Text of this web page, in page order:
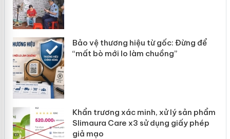
Bảo vệ thương hiệu từ gốc: Đừng để
“mất bò mới lo làm chuồng”
Khẩn trương xác minh, xử lý sản phẩm
Slimaura Care x3 sử dụng giấy phép
giả mạo